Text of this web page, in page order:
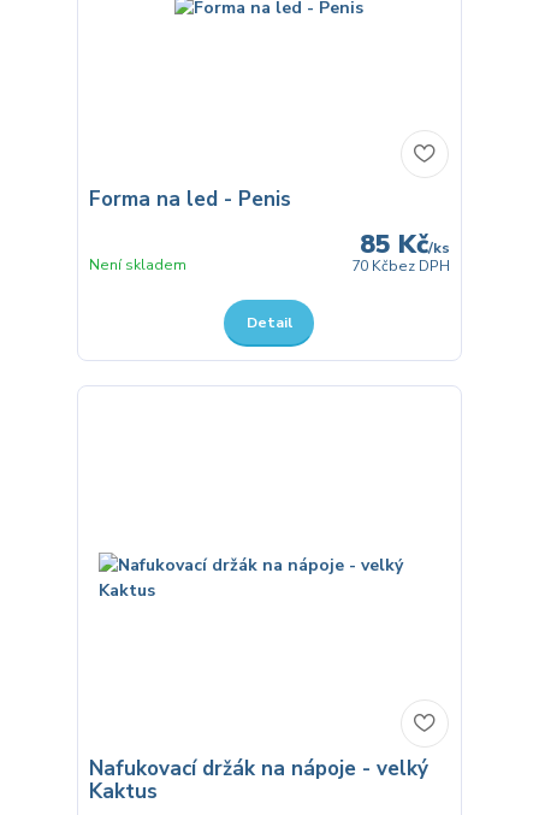
Forma na led - Penis
85 Kč/ks
70 Kčbez DPH
Není skladem
Detail
Nafukovací držák na nápoje - velký
Kaktus